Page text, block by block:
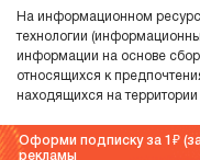
На информационном
технологии
информации на основе
относящихся к
находящихся на
Оформи подписку за 1
рекламы